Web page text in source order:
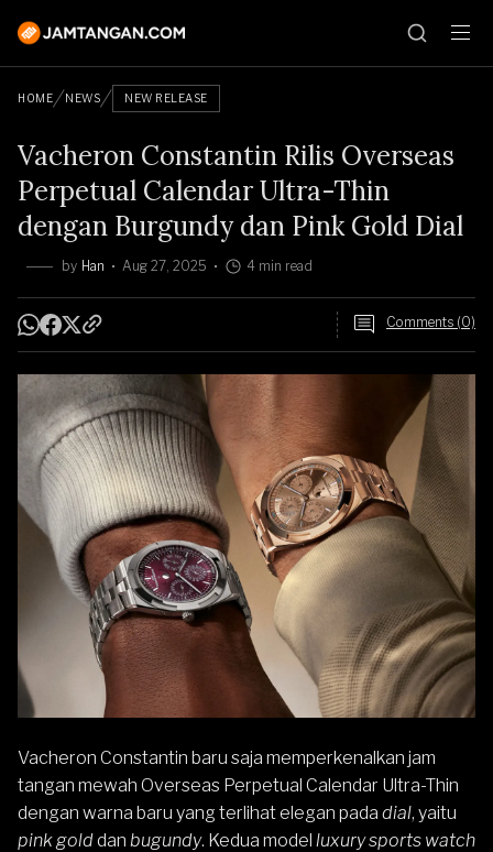
HOME NEWS NEW RELEASE
Vacheron Constantin Rilis Overseas
Perpetual Calendar Ultra-Thin
dengan Burgundy dan Pink Gold Dial
by Han Aug 27, 2025 4 min read
Comments (0)
Vacheron Constantin baru saja memperkenalkan jam
tangan mewah Overseas Perpetual Calendar Ultra-Thin
dengan warna baru yang terlihat elegan pada dial, yaitu
pink golddan bugundy. Kedua model luxury sports watch